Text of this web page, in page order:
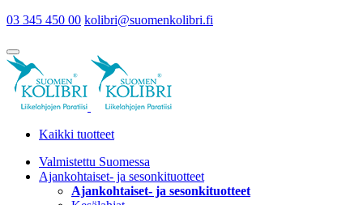
03 345 450 00 kolibri@suomenkolibri.fi
Kaikki tuotteet
Valmistettu Suomessa
Ajankohtaiset- ja sesonkituotteet
Ajankohtaiset- ja sesonkituotteet